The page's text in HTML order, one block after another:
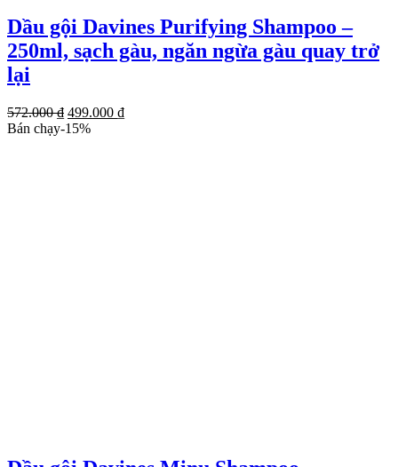
Dầu gội Davines Purifying Shampoo –
250ml, sạch gàu, ngăn ngừa gàu quay trở
lại
572.000₫ Giá
gốc
499.000 ₫Giá
Bán chạy-15%